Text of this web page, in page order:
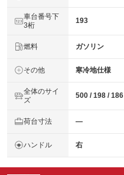
車台番号下
3桁
193
燃料 ガソリン
その他 寒冷地仕様
全体のサイ
ズ
500 / 198 / 186
荷台寸法 ―
ハンドル 右